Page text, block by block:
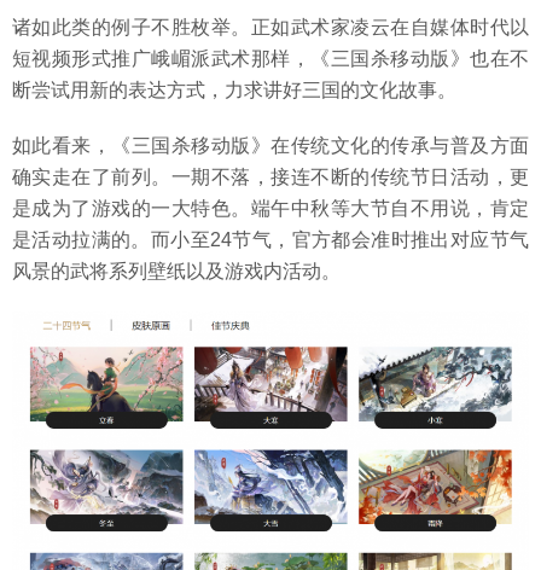
诸如此类的例子不胜枚举。正如武术家凌云在自媒体时代以
短视频形式推广峨嵋派武术那样，《三国杀移动版》也在不
断尝试用新的表达方式，力求讲好三国的文化故事。
如此看来，《三国杀移动版》在传统文化的传承与普及方面
确实走在了前列。一期不落，接连不断的传统节日活动，更
是成为了游戏的一大特色。端午中秋等大节自不用说，肯定
是活动拉满的。而小至24节气，官方都会准时推出对应节气
风景的武将系列壁纸以及游戏内活动。